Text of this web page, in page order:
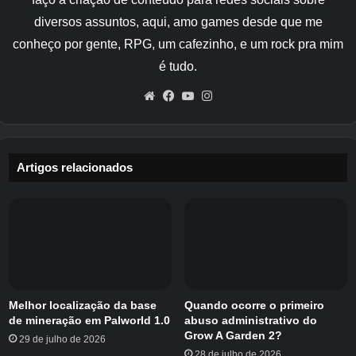
ordem
Pressione o quarto botão 4 vezes
Pressione o segundo botão 2 vezes.
Depois de fazer isso na ordem correta, você
Crédito da imagem:Eurogamer/Pearl Abyss
diversos assuntos, aqui, amo games desde que me
conheço por gente, RPG, um cafezinho, e um rock pra mim
é tudo.
WebsiteFacebook
YouTube
Artigos relacionados
Melhor localização da base
de mineração em Palworld 1.0
29 de julho de 2026
Quando ocorre o primeiro
abuso administrativo do
Grow A Garden 2?